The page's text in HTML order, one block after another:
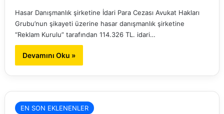
Hasar Danışmanlık şirketine İdari Para Cezası Avukat Hakları
Grubu’nun şikayeti üzerine hasar danışmanlık şirketine
“Reklam Kurulu” tarafından 114.326 TL. idari…
Devamını Oku »
EN SON EKLENENLER